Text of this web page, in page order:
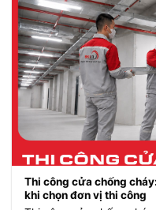
Thi công cửa chống
khi chọn đơn vị thi công